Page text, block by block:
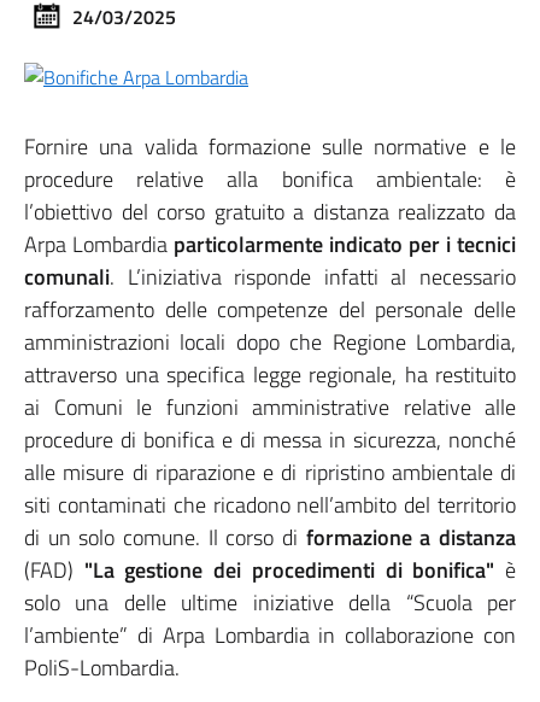
24/03/2025
Fornire una valida formazione sulle normative e le
procedure relative alla bonifica ambientale: è
l’obiettivo del corso gratuito a distanza realizzato da
Arpa Lombardia particolarmente indicato per i tecnici
comunali. L’iniziativa risponde infatti al necessario
rafforzamento delle competenze del personale delle
amministrazioni locali dopo che Regione Lombardia,
attraverso una specifica legge regionale, ha restituito
ai Comuni le funzioni amministrative relative alle
procedure di bonifica e di messa in sicurezza, nonché
alle misure di riparazione e di ripristino ambientale di
siti contaminati che ricadono nell’ambito del territorio
di un solo comune. Il corso di formazione a distanza
(FAD) "La gestione dei procedimenti di bonifica" è
solo una delle ultime iniziative della “Scuola per
l’ambiente” di Arpa Lombardia in collaborazione con
PoliS-Lombardia.